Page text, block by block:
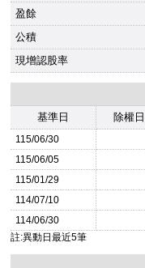
盈餘
公積
現增認股率
基準日 除權日
115/06/30
115/06/05
115/01/29
114/07/10
114/06/30
註:異動日最近5筆